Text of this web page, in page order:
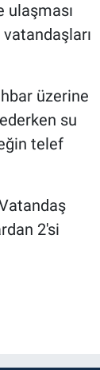
ulaşması
üzerine
su
telef
2'si